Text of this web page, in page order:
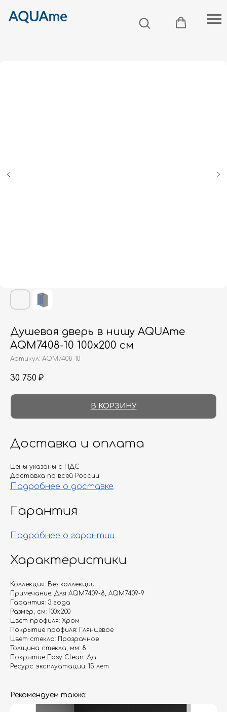
Душевая дверь в нишу AQUAme
AQM7408-10 100х200 см
Артикул: AQM7408-10
30 750 ₽
В КОРЗИНУ
Доставка и оплата
Цены указаны с НДС
Доставка по всей России
Подробнее о доставке.
Гарантия
Подробнее о гарантии.
Характеристики
Коллекция: Без коллекции
Примечание: Для AQM7409-8, AQM7409-9
Гарантия: 3 года
Размер, см: 100х200
Цвет профиля: Хром
Покрытие профиля: Глянцевое
Цвет стекла: Прозрачное
Толщина стекла, мм: 8
Покрытие Easy Clean: Да
Ресурс эксплуатации: 15 лет
Рекомендуем также: